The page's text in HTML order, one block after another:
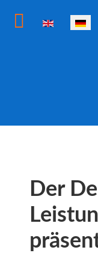
Sprache auswählen
Der